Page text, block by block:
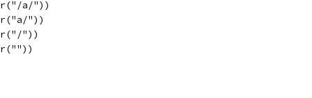
a/"))
"))
"))